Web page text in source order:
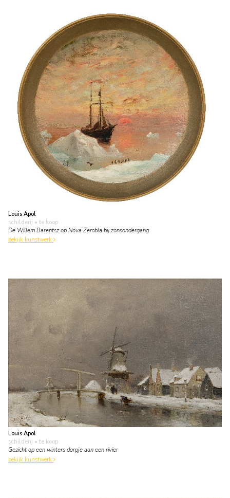
Louis Apol
schilderij • te koop
De Willem Barentsz op Nova Zembla bij zonsondergang
bekijk kunstwerk
Louis Apol
schilderij • te koop
Gezicht op een winters dorpje aan een rivier
bekijk kunstwerk